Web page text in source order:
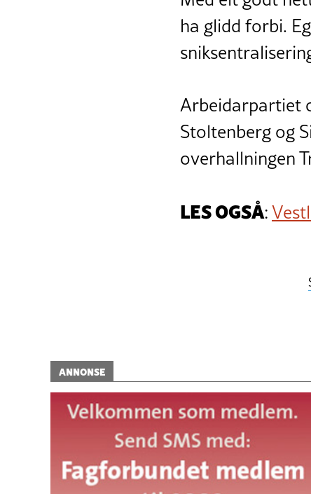
ha glidd forbi.
Arbeidarpartiet
Stoltenberg og
overhallningen
LES OGSÅ:
ANNONSE